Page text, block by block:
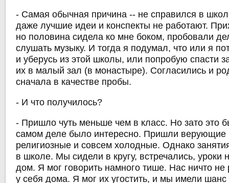
- Самая обычная причина -- не справился в
даже лучшие идеи и конспекты не работают.
но половина сидела ко мне боком, пробовали
слушать музыку. И тогда я подумал, что или я
и уберусь из этой школы, или попробую спасти
их в малый зал (в монастыре). Согласились и
сначала в качестве пробы.
- И что получилось?
- Пришло чуть меньше чем в класс. Но зато это
самом деле было интересно. Пришли
религиозные и совсем холодные. Однако
в школе. Мы сидели в кругу, встречались, уроки
дом. Я мог говорить намного тише. Нас ничто
у себя дома. Я мог их угостить, и мы имели шанс